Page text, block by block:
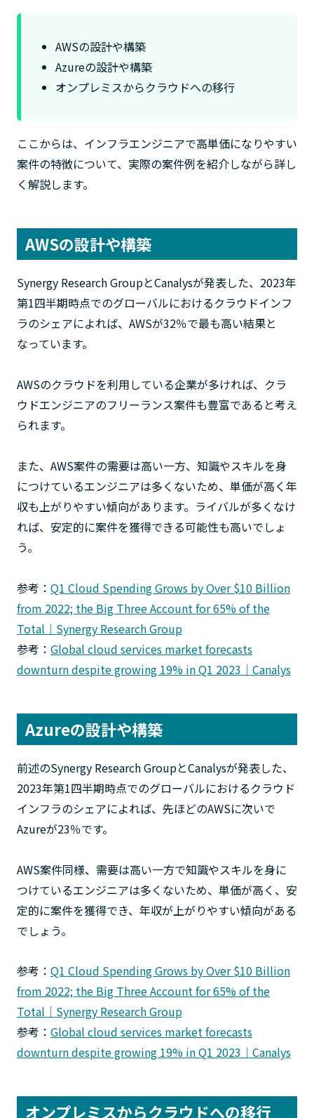
AWSの設計や構築
Azureの設計や構築
オンプレミスからクラウドへの移行
ここからは、インフラエンジニアで高単価になりやすい
案件の特徴について、実際の案件例を紹介しながら詳し
く解説します。
AWSの設計や構築
Synergy Research GroupとCanalysが発表した、2023年
第1四半期時点でのグローバルにおけるクラウドインフ
ラのシェアによれば、AWSが32％で最も高い結果と
なっています。
AWSのクラウドを利用している企業が多ければ、クラ
ウドエンジニアのフリーランス案件も豊富であると考え
られます。
また、AWS案件の需要は高い一方、知識やスキルを身
につけているエンジニアは多くないため、単価が高く年
収も上がりやすい傾向があります。ライバルが多くなけ
れば、安定的に案件を獲得できる可能性も高いでしょ
う。
参考： Q1 Cloud Spending Grows by Over $10 Billion
from 2022; the Big Three Account for 65% of the
Total｜Synergy Research Group
参考： Global cloud services market forecasts
downturn despite growing 19% in Q1 2023｜Canalys
Azureの設計や構築
前述のSynergy Research GroupとCanalysが発表した、
2023年第1四半期時点でのグローバルにおけるクラウド
インフラのシェアによれば、先ほどのAWSに次いで
Azureが23％です。
AWS案件同様、需要は高い一方で知識やスキルを身に
つけているエンジニアは多くないため、単価が高く、安
定的に案件を獲得でき、年収が上がりやすい傾向がある
でしょう。
参考： Q1 Cloud Spending Grows by Over $10 Billion
from 2022; the Big Three Account for 65% of the
Total｜Synergy Research Group
参考： Global cloud services market forecasts
downturn despite growing 19% in Q1 2023｜Canalys
オンプレミスからクラウドへの移行